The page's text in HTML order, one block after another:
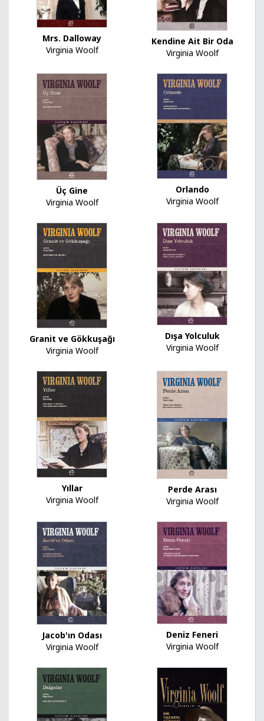
Mrs. Dalloway
Virginia Woolf
Kendine Ait Bir Oda
Virginia Woolf
Üç Gine
Virginia Woolf
Orlando
Virginia Woolf
Granit ve Gökkuşağı
Virginia Woolf
Dışa Yolculuk
Virginia Woolf
Yıllar
Virginia Woolf
Perde Arası
Virginia Woolf
Jacob'ın Odası
Virginia Woolf
Deniz Feneri
Virginia Woolf